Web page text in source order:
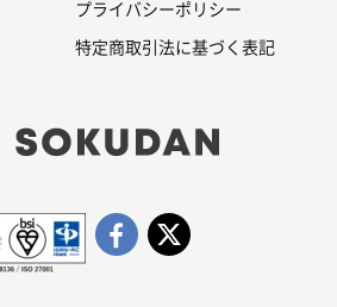
プライバシーポリシー
特定商取引法に基づく表記